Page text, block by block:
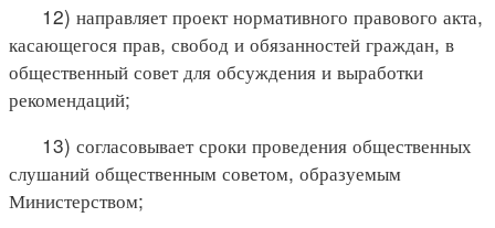
12) направляет проект нормативного правового акта,
касающегося прав, свобод и обязанностей граждан, в
общественный совет для обсуждения и выработки
рекомендаций;
13) согласовывает сроки проведения общественных
слушаний общественным советом, образуемым
Министерством;